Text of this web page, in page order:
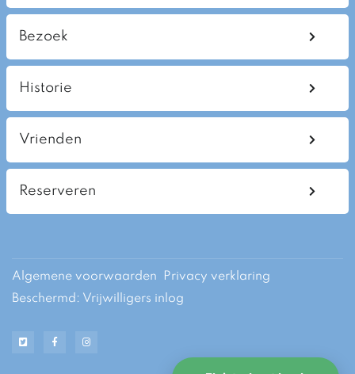
Bezoek
Historie
Vrienden
Reserveren
Algemene voorwaarden
Privacy verklaring
Beschermd: Vrijwilligers inlog